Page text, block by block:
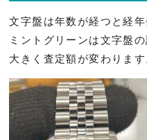
文字盤は年数が経つと経年
ミントグリーンは文字盤
大きく査定額が変わります